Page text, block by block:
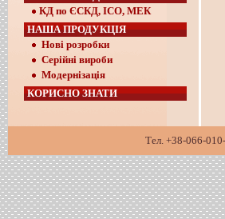
КД по ЄСКД, ІСО, МЕК
НАША ПРОДУКЦІЯ
Нові розробки
Серійні вироби
Модернізація
КОРИСНО ЗНАТИ
Тел. +38-066-